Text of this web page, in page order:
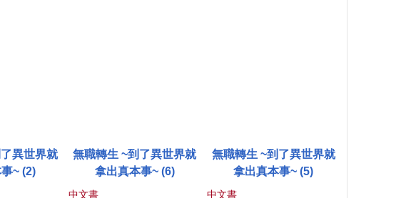
異世界就
~ (2)
無職轉生 ~到了異世界就
拿出真本事~ (6)
中文書
無職轉生 ~到了異世界就
拿出真本事~ (5)
中文書